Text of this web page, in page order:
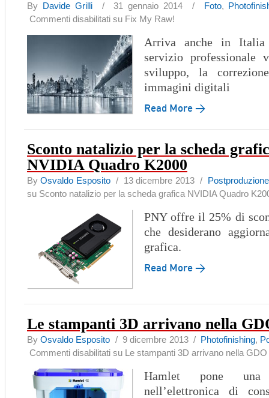
By Davide Grilli/ 31 gennaio 2014 / Foto,
Commenti disabilitati su Fix My Raw!
Arriva anche in
servizio professionale
sviluppo, la
immagini digitali
Read More →
Sconto natalizio per la scheda
NVIDIA Quadro K2000
ByOsvaldo Esposito/ 13 dicembre 2013 / Postproduzione
su Sconto natalizio per la scheda grafica NVIDIA Quadro
PNY offre il 25% di
che desiderano
grafica.
Read More →
Le stampanti 3D arrivano nella
ByOsvaldo Esposito / 9 dicembre 2013 / Photofinishing,
Commenti disabilitati su Le stampanti 3D arrivano nella GDO
Hamlet pone
nell’elettronica di